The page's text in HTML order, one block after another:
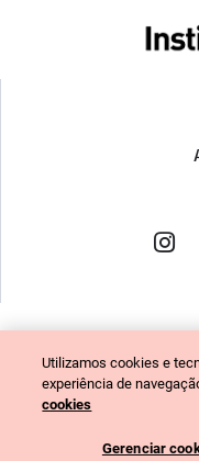
CÓDIGO
Utilizamos cookies e
experiência de
cookies
Gerenciar